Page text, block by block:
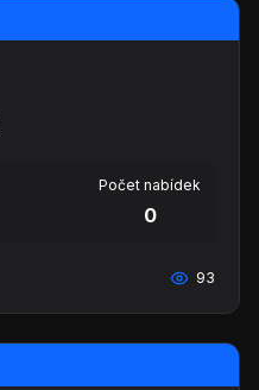
Počet nabídek
0
93